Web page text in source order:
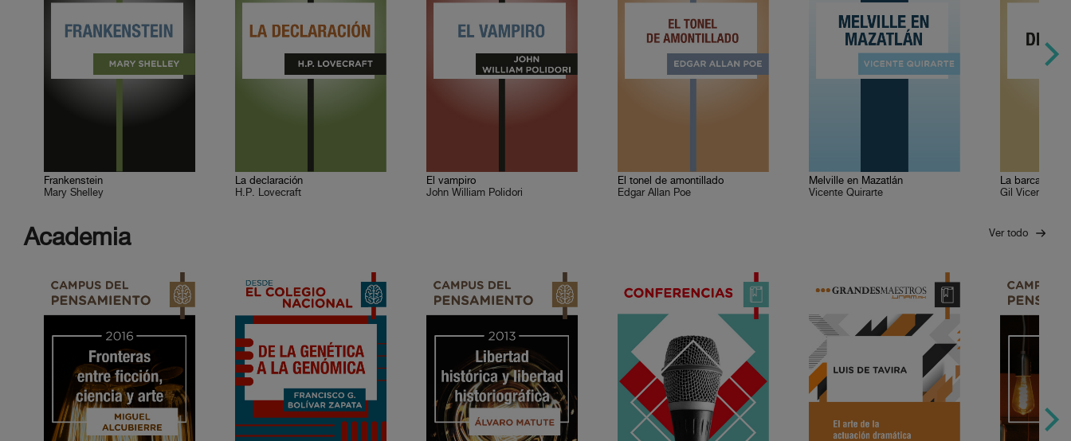
Frankenstein
Mary Shelley
La declaración
H.P. Lovecraft
El vampiro
John William Polidori
El tonel de amontillado
Edgar Allan Poe
Melville en Mazatlán
Vicente Quirarte
La barca de la
Gil Vicente
Academia Ver todo